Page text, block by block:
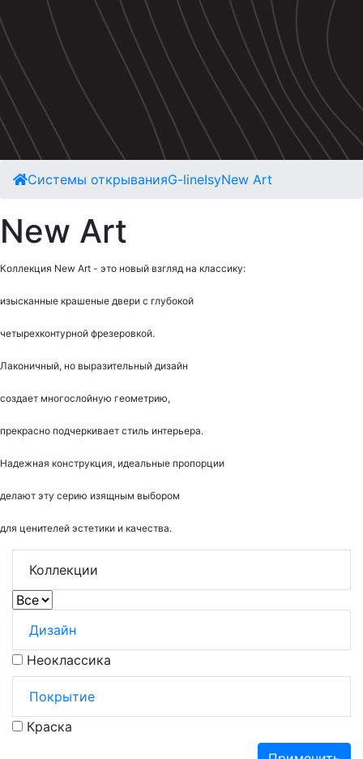
Cистемы открыванияG-lineIsyNew Art
New Art
Коллекция New Art - это новый взгляд на классику:
изысканные крашеные двери с глубокой
четырехконтурной фрезеровкой.
Лаконичный, но выразительный дизайн
создает многослойную геометрию,
прекрасно подчеркивает стиль интерьера.
Надежная конструкция, идеальные пропорции
делают эту серию изящным выбором
для ценителей эстетики и качества.
Коллекции
Дизайн
Неоклассика
Покрытие
Краска